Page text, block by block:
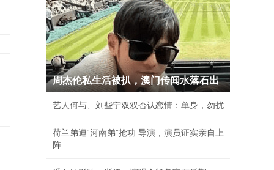
周杰伦私生活被扒，澳门传闻水落石出
艺人何与、刘些宁双双否认恋情：单身，勿扰
荷兰弟遭“河南弟”抢功 导演，演员证实亲自上
阵